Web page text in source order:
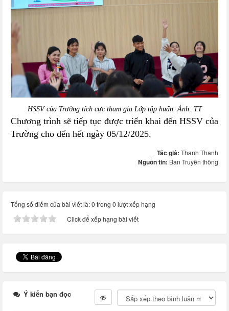
HSSV của Trường tích cực tham gia Lớp tập huấn. Ảnh: TT
Chương trình sẽ tiếp tục được triển khai đến HSSV của
Trường cho đến hết ngày 05/12/2025.
Tác giả: Thanh Thanh
Nguồn tin: Ban Truyền thông
Tổng số điểm của bài viết là: 0 trong 0 lượt xếp hạng
Click để xếp hạng bài viết
Ý kiến bạn đọc